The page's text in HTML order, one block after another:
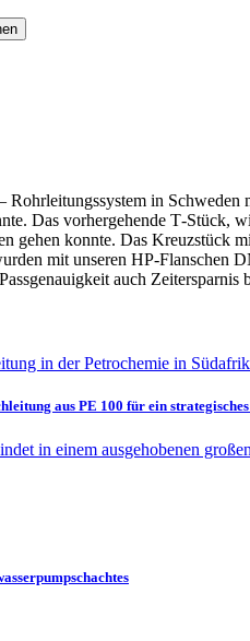
in
Das vorher­ge­hende
gehen konnte. Das Kreuz­stück
mit unseren HP-
auch
aus PE 100 für ein